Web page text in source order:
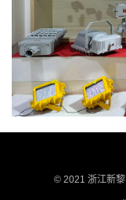
© 2021 浙江新